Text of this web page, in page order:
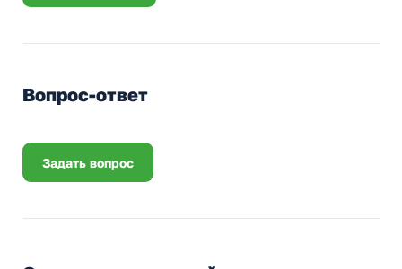
Вопрос-ответ
Задать вопрос